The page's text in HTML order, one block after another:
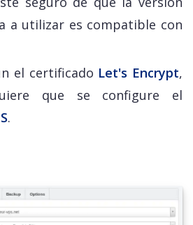
a utilizar es compatible con
el certificado Let's Encrypt,
que se configure el
.